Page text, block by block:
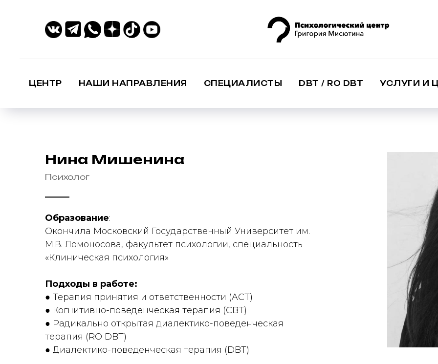
ЦЕНТР НАШИ НАПРАВЛЕНИЯ СПЕЦИАЛИСТЫ DBT / RO DBT УСЛУГИ И
Нина Мишенина
Психолог
Образование:
Окончила Московский Государственный Университет им.
М.В. Ломоносова, факультет психологии, специальность
«Клиническая психология»
Подходы в работе:
● Терапия принятия и ответственности (ACT)
● Когнитивно-поведенческая терапия (CBT)
● Радикально открытая диалектико-поведенческая
терапия (RO DBT)
● Диалектико-поведенческая терапия (DBT)